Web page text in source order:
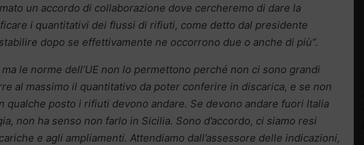
un accordo di collaborazione dove cercheremo di dare la
i quantitativi dei flussi di rifiuti, come detto dal presidente
dopo se effettivamente ne occorrono due o anche di più”.
le norme dell’UE non lo permettono perché non ci sono grandi
al massimo il quantitativo da poter conferire in discarica, e se non
qualche posto i rifiuti devono andare. Se devono andare fuori Italia
non ha senso non farlo in Sicilia. Sono d’accordo, ci siamo resi
e agli ampliamenti. Attendiamo dall’assessore delle indicazioni,